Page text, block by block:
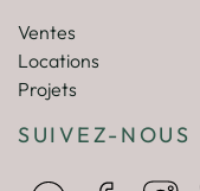
Ventes
Locations
Projets
SUIVEZ-NOUS